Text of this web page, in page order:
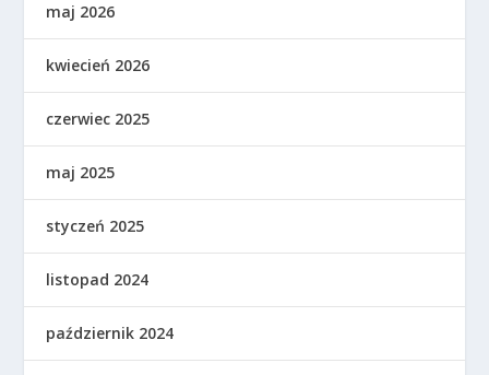
maj 2026
kwiecień 2026
czerwiec 2025
maj 2025
styczeń 2025
listopad 2024
październik 2024